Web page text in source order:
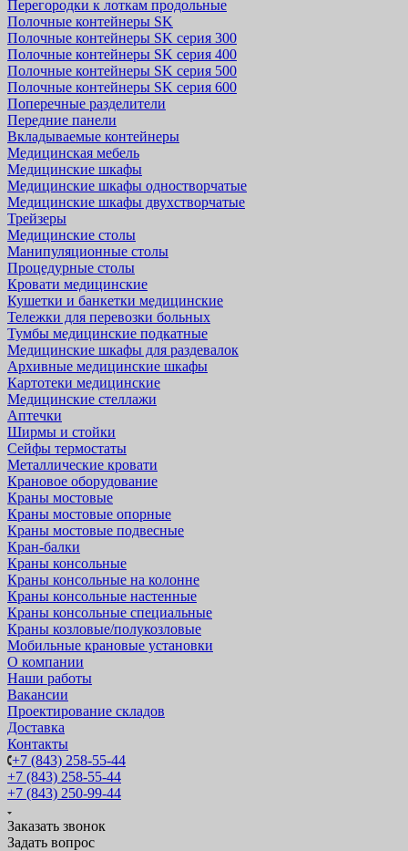
Перегородки к лоткам продольные
Полочные контейнеры SK
Полочные контейнеры SK серия 300
Полочные контейнеры SK серия 400
Полочные контейнеры SK серия 500
Полочные контейнеры SK серия 600
Поперечные разделители
Передние панели
Вкладываемые контейнеры
Медицинская мебель
Медицинские шкафы
Медицинские шкафы одностворчатые
Медицинские шкафы двухстворчатые
Трейзеры
Медицинские столы
Манипуляционные столы
Процедурные столы
Кровати медицинские
Кушетки и банкетки медицинские
Тележки для перевозки больных
Тумбы медицинские подкатные
Медицинские шкафы для раздевалок
Архивные медицинские шкафы
Картотеки медицинские
Медицинские стеллажи
Аптечки
Ширмы и стойки
Сейфы термостаты
Металлические кровати
Крановое оборудование
Краны мостовые
Краны мостовые опорные
Краны мостовые подвесные
Кран-балки
Краны консольные
Краны консольные на колонне
Краны консольные настенные
Краны консольные специальные
Краны козловые/полукозловые
Мобильные крановые установки
О компании
Наши работы
Вакансии
Проектирование складов
Доставка
Контакты
+7 (843) 258-55-44
+7 (843) 258-55-44
+7 (843) 250-99-44
Заказать звонок
Задать вопрос